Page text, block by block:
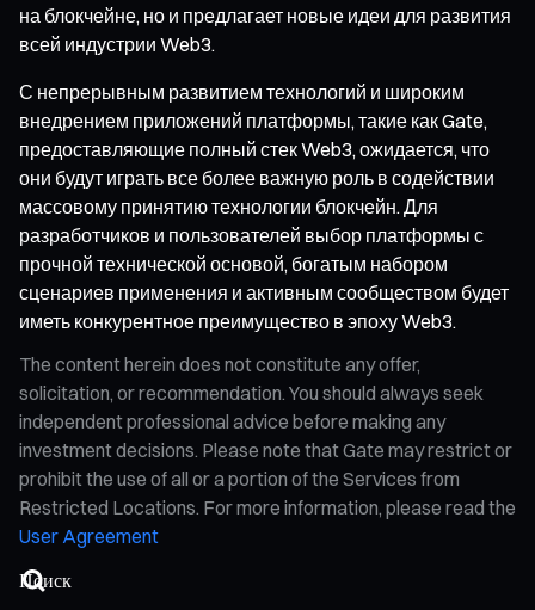
на блокчейне, но и предлагает новые идеи для развития
всей индустрии Web3.
С непрерывным развитием технологий и широким
внедрением приложений платформы, такие как Gate,
предоставляющие полный стек Web3, ожидается, что
они будут играть все более важную роль в содействии
массовому принятию технологии блокчейн. Для
разработчиков и пользователей выбор платформы с
прочной технической основой, богатым набором
сценариев применения и активным сообществом будет
иметь конкурентное преимущество в эпоху Web3.
The content herein does not constitute any offer,
solicitation, or recommendation. You should always seek
independent professional advice before making any
investment decisions. Please note that Gate may restrict or
prohibit the use of all or a portion of the Services from
Restricted Locations. For more information, please read the
User Agreement